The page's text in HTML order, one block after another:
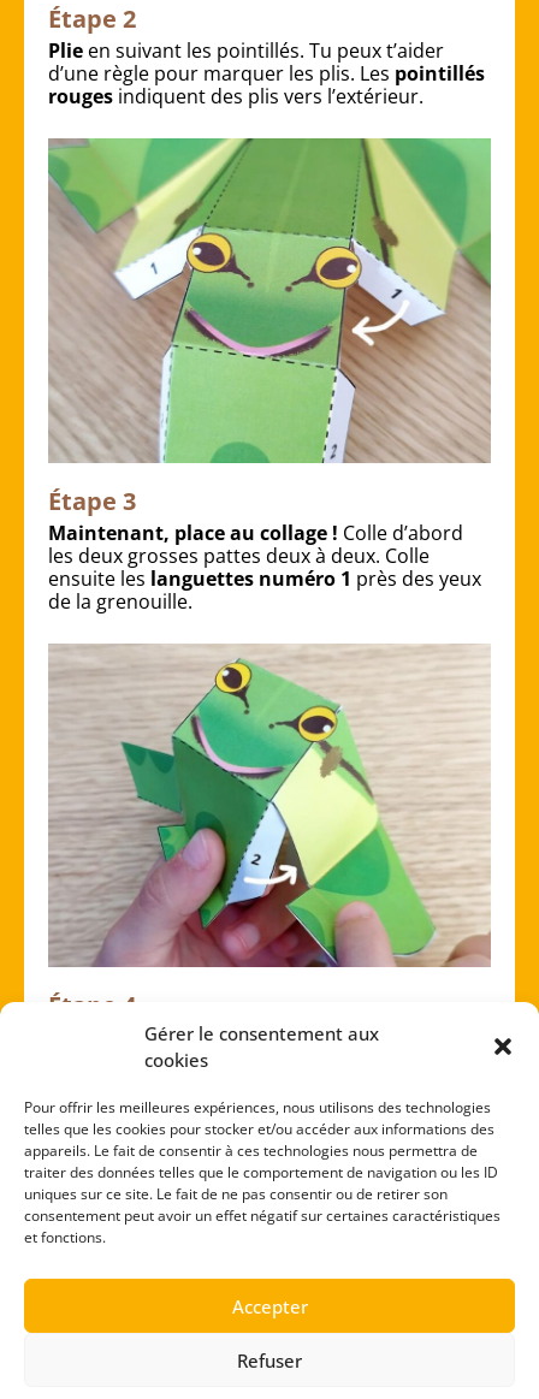
Gérer le consentement aux
cookies
Pour offrir les meilleures expériences, nous utilisons des technologies
telles que les cookies pour stocker et/ou accéder aux informations des
appareils. Le fait de consentir à ces technologies nous permettra de
traiter des données telles que le comportement de navigation ou les ID
uniques sur ce site. Le fait de ne pas consentir ou de retirer son
consentement peut avoir un effet négatif sur certaines caractéristiques
et fonctions.
Accepter
Refuser
Étape 2
Plie en suivant les pointillés. Tu peux t’aider
d’une règle pour marquer les plis. Les pointillés
rouges indiquent des plis vers l’extérieur.
Étape 3
Maintenant, place au collage ! Colle d’abord
les deux grosses pattes deux à deux. Colle
ensuite les languettes numéro 1 près des yeux
de la grenouille.
Étape 4
Colle les languettes numéro 2sur les côtés
jaunes de la grenouille.
paper-toy grenouille est terminé.
Tu peux jouer avec, l’offrir ou le poser sur ton
bureau en guise de déco !
Télécharge la fiche